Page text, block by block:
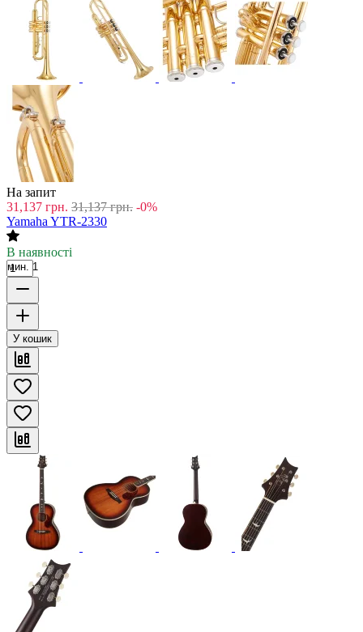
На запит
31,137 грн. 31,137 грн. -0%
Yamaha YTR-2330
В наявності
мин. 1
У кошик